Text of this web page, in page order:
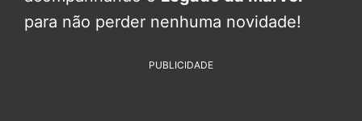
para não perder nenhuma novidade!
PUBLICIDADE